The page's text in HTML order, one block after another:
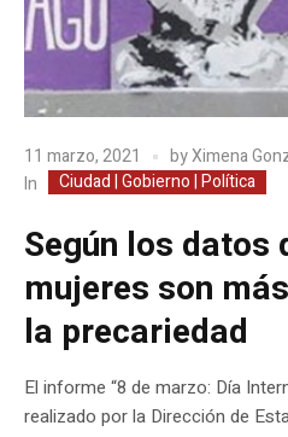
11 marzo, 2021 byXimena
In
Ciudad | Gobierno | Política
Según los datos
mujeres son
la precariedad
El informe “8 de marzo: Día
realizado por la Dirección de